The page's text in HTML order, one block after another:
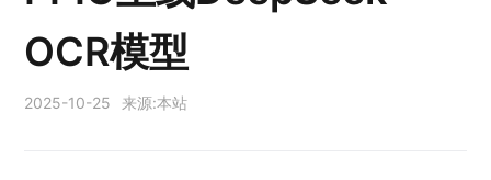
OCR模型
2025-10-25 来源:本站